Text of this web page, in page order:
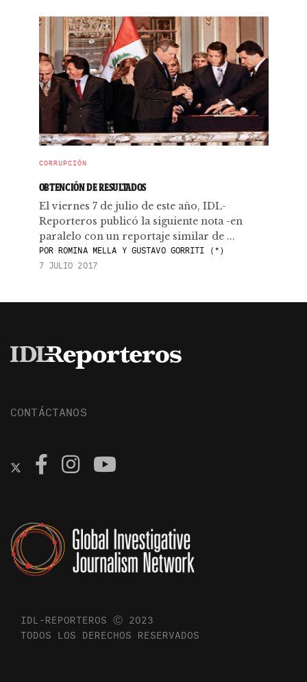
CORRUPCIÓN
OBTENCIÓN DE RESULTADOS
El viernes 7 de julio de este año, IDL-
Reporteros publicó la siguiente nota -en
paralelo con un reportaje similar de ...
PORROMINA MELLA Y GUSTAVO GORRITI (*)
7 JULIO 2017
CONTÁCTANOS
IDL-REPORTEROS Ⓒ 2023
TODOS LOS DERECHOS RESERVADOS